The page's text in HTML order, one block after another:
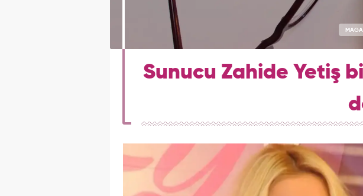
Sunucu Zahide Yetiş